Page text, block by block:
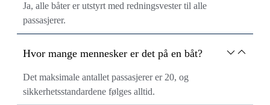
Ja, alle båter er utstyrt med redningsvester til alle
passasjerer.
Hvor mange mennesker er det på en båt?
Det maksimale antallet passasjerer er 20, og
sikkerhetsstandardene følges alltid.